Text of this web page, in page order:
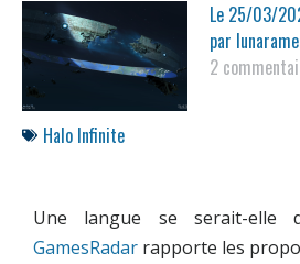
Le 25/03/
par
2
Halo Infinite
Une langue se serait-
GamesRadar rapporte les